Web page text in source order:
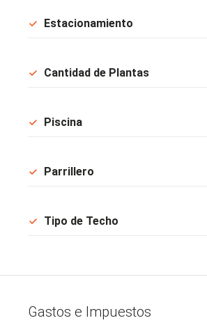
Estacionamiento
Cantidad de Plantas
Piscina
Parrillero
Tipo de Techo
Gastos e Impuestos